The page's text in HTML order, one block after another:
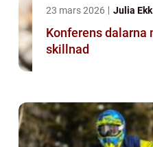
23 mars 2026 Julia Ekk
Konferens dalarna möten som gör
skillnad